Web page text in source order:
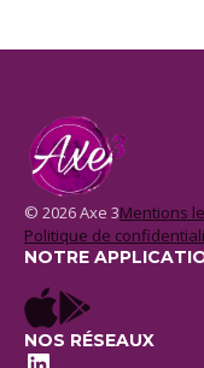
© 2026 Axe 3Mentions
Politique de
NOTRE
NOS RÉSEAUX